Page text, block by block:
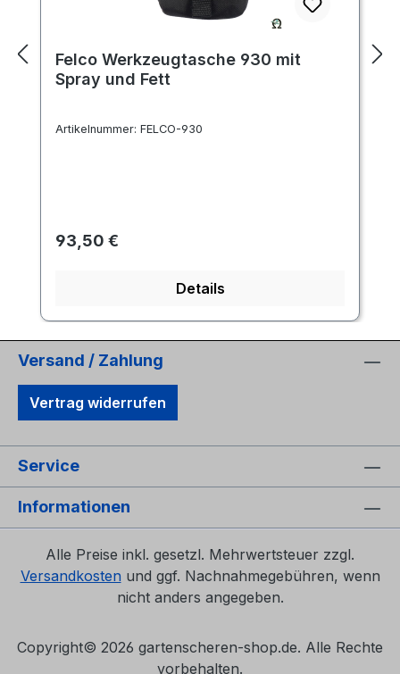
Felco Werkzeugtasche 930 mit
Spray und Fett
Artikelnummer: FELCO-930
Regulärer Preis:
93,50 €
Details
Versand / Zahlung
Vertrag widerrufen
Service
Informationen
Alle Preise inkl. gesetzl. Mehrwertsteuer zzgl.
Versandkosten und ggf. Nachnahmegebühren, wenn
nicht anders angegeben.
Copyright© 2026 gartenscheren-shop.de. Alle Rechte
vorbehalten.